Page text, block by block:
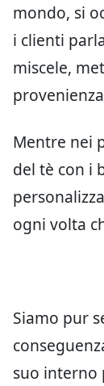
mondo, si
i clienti
miscele,
Mentre nei
del tè con i
ogni volta
Siamo pur
suo interno